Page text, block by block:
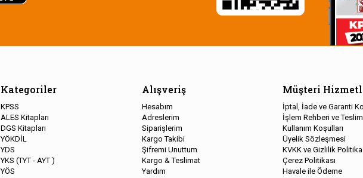
Kategoriler
KPSS
ALES Kitapları
DGS Kitapları
YÖKDİL
YDS
YKS (TYT - AYT )
YÖS
Alışveriş
Hesabım
Adreslerim
Siparişlerim
Kargo Takibi
Şifremi Unuttum
Kargo & Teslimat
Yardım
Müşteri
İptal, İade ve Garanti
İşlem Rehberi ve
Kullanım Koşulları
Üyelik Sözleşmesi
KVKK ve Gizlilik
Çerez Politikası
Havale ile Ödeme